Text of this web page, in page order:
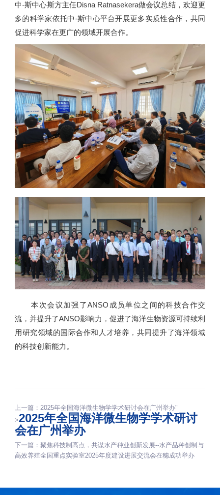
中-斯中心斯方主任Disna Ratnasekera做会议总结，欢迎更
多的科学家依托中-斯中心平台开展更多实质性合作，共同
促进科学家在更广的领域开展合作。
本次会议加强了ANSO成员单位之间的科技合作交
流，并提升了ANSO影响力，促进了海洋生物资源可持续利
用研究领域的国际合作和人才培养，共同提升了海洋领域
的科技创新能力。
上一篇： 2025年全国海洋微生物学学术研讨会在广州举办"
>2025年全国海洋微生物学学术研讨
会在广州举办
下一篇： 聚焦科技制高点，共谋水产种业创新发展--水产品种创制与
高效养殖全国重点实验室2025年度建设进展交流会在穗成功举办